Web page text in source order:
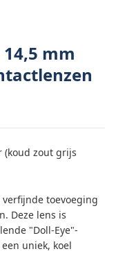
mm
(koud zout grijs
toevoeging
Deze lens is
"Doll-Eye"-
uniek, koel